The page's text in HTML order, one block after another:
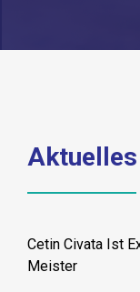
Aktuelles
Cetin Civata Ist
Meister